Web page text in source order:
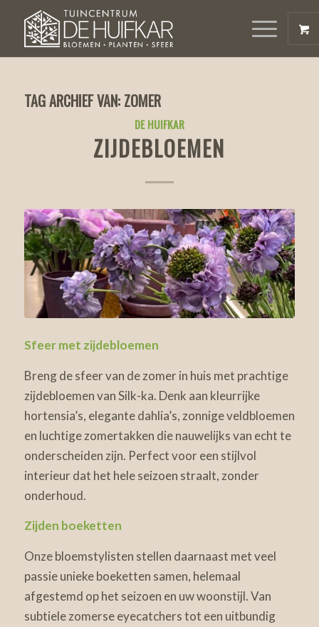
TAG ARCHIEF VAN: ZOMER
DE HUIFKAR
ZIJDEBLOEMEN
Sfeer met zijdebloemen
Breng de sfeer van de zomer in huis met prachtige
zijdebloemen van Silk-ka. Denk aan kleurrijke
hortensia’s, elegante dahlia’s, zonnige veldbloemen
en luchtige zomertakken die nauwelijks van echt te
onderscheiden zijn. Perfect voor een stijlvol
interieur dat het hele seizoen straalt, zonder
onderhoud.
Zijden boeketten
Onze bloemstylisten stellen daarnaast met veel
passie unieke boeketten samen, helemaal
afgestemd op het seizoen en uw woonstijl. Van
subtiele zomerse eyecatchers tot een uitbundig